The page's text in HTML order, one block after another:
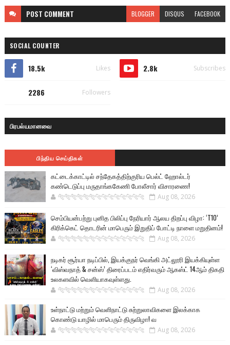
POST COMMENT BLOGGER DISQUS FACEBOOK
SOCIAL COUNTER
18.5k Likes 2.8k Subscribes
2286 Followers
பிரபல்யமானவை
பிந்திய செய்திகள்
கட்டைக்காட்டில் சந்தேகத்திற்குரிய பெல்ட் ஹோல்டர்
கண்டெடுப்பு மருதாங்ககேணி போலீசார் விசாரணை!
🐅🐅🐅🐅🐅🐅🐆🐆🐆🐆🐆🐆🐆🐆 Aug 08, 2026
செம்பியன்பற்று புனித பிலிப்பு நேரியார் ஆலய திறப்பு விழா: ‘T10’
கிரிக்கெட் தொடரின் மாபெரும் இறுதிப் போட்டி நாளை மறுதினம்!
🐅🐅🐅🐅🐅🐅🐆🐆🐆🐆🐆🐆🐆🐆 Aug 08, 2026
நடிகர் சூர்யா நடிப்பில், இயக்குநர் வெங்கி அட்லூரி இயக்கியுள்ள
‘விஸ்வநாத் & சன்ஸ்’ திரைப்படம் எதிர்வரும் ஆகஸ்ட் 14ஆம் திகதி
உலகளவில் வெளியாகவுள்ளது.
🐅🐅🐅🐅🐅🐅🐆🐆🐆🐆🐆🐆🐆🐆 Aug 08, 2026
உள்நாட்டு மற்றும் வெளிநாட்டு சுற்றுலாவிகளை இலக்காக
கொண்டு யாழில் மாபெரும் திருவிழா! வ
🐅🐅🐅🐅🐅🐅🐆🐆🐆🐆🐆🐆🐆🐆 Aug 08, 2026